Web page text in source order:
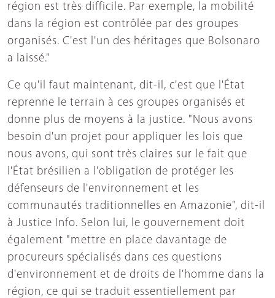
région est très difficile. Par exemple, la mobilité
dans la région est contrôlée par des groupes
organisés. C'est l'un des héritages que Bolsonaro
a laissé."
Ce qu'il faut maintenant, dit-il, c'est que l'État
reprenne le terrain à ces groupes organisés et
donne plus de moyens à la justice. "Nous avons
besoin d'un projet pour appliquer les lois que
nous avons, qui sont très claires sur le fait que
l'État brésilien a l'obligation de protéger les
défenseurs de l'environnement et les
communautés traditionnelles en Amazonie", dit-il
à Justice Info. Selon lui, le gouvernement doit
également "mettre en place davantage de
procureurs spécialisés dans ces questions
d'environnement et de droits de l'homme dans la
région, ce qui se traduit essentiellement par